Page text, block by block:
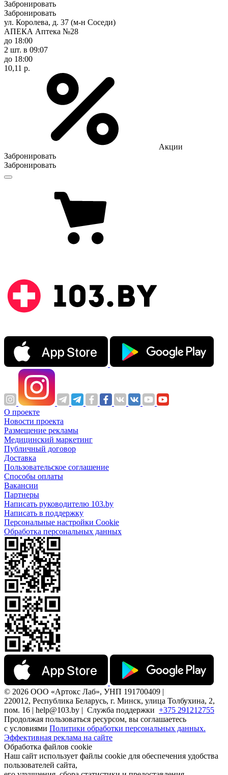
Забронировать
Забронировать
ул. Королева, д. 37 (м-н Соседи)
АПЕКА Аптека №28
до 18:00
2 шт. в 09:07
до 18:00
10,11 р.
Акции
Забронировать
Забронировать
О проекте
Новости проекта
Размещение рекламы
Медицинский маркетинг
Публичный договор
Доставка
Пользовательское соглашение
Способы оплаты
Вакансии
Партнеры
Написать руководителю 103.by
Написать в поддержку
Персональные настройки Cookie
Обработка персональных данных
© 2026 ООО «Артокс Лаб», УНП 191700409 |
220012, Республика Беларусь, г. Минск, улица Толбухина, 2,
пом. 16 | help@103.by | Служба поддержки +375 291212755
Продолжая пользоваться ресурсом, вы соглашаетесь
с условиями Политики обработки персональных данных.
Эффективная реклама на сайте
Обработка файлов cookie
Наш сайт использует файлы cookie для обеспечения удобства
пользователей сайта,